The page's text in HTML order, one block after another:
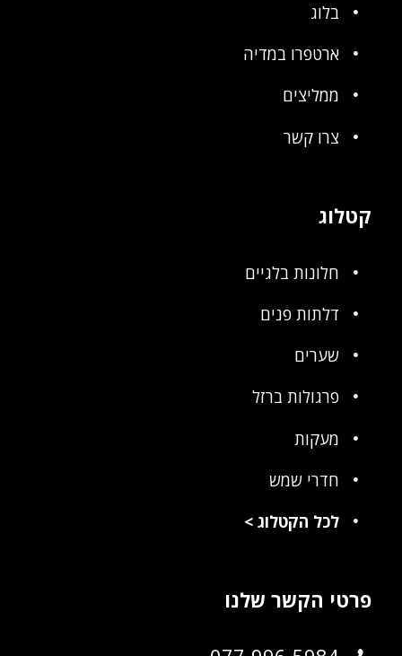
בלוג
ארטפרו במדיה
ממליצים
צרו קשר
קטלוג
חלונות בלגיים
דלתות פנים
שערים
פרגולות ברזל
מעקות
חדרי שמש
לכל הקטלוג>
פרטי הקשר שלנו